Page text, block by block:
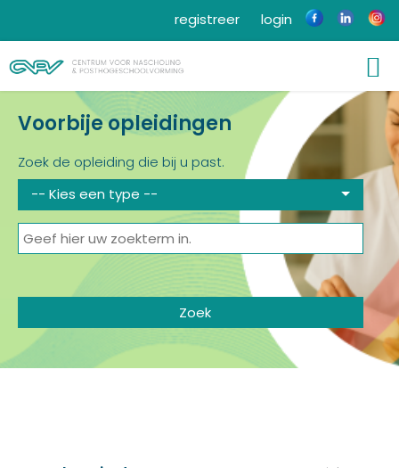
login
registreer
Voorbije opleidingen
Zoek de opleiding die bij u past.
-- Kies een type --